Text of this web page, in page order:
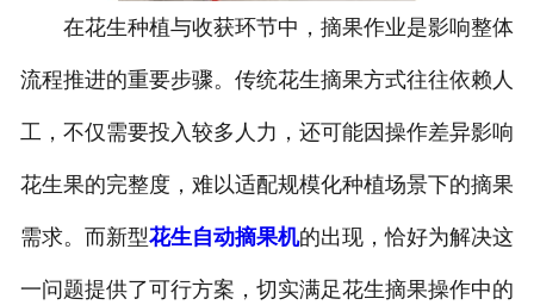
在花生种植与收获环节中，摘果作业是影响整体
流程推进的重要步骤。传统花生摘果方式往往依赖人
工，不仅需要投入较多人力，还可能因操作差异影响
花生果的完整度，难以适配规模化种植场景下的摘果
需求。而新型花生自动摘果机的出现，恰好为解决这
一问题提供了可行方案，切实满足花生摘果操作中的